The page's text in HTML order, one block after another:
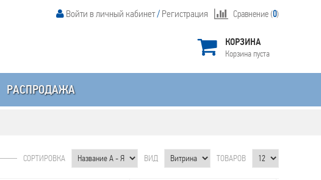
Сравнение (0)
Войти в личный кабинет/ Регистрация
КОРЗИНА
Корзина пуста
РАСПРОДАЖА
СОРТИРОВКА ВИД ТОВАРОВ